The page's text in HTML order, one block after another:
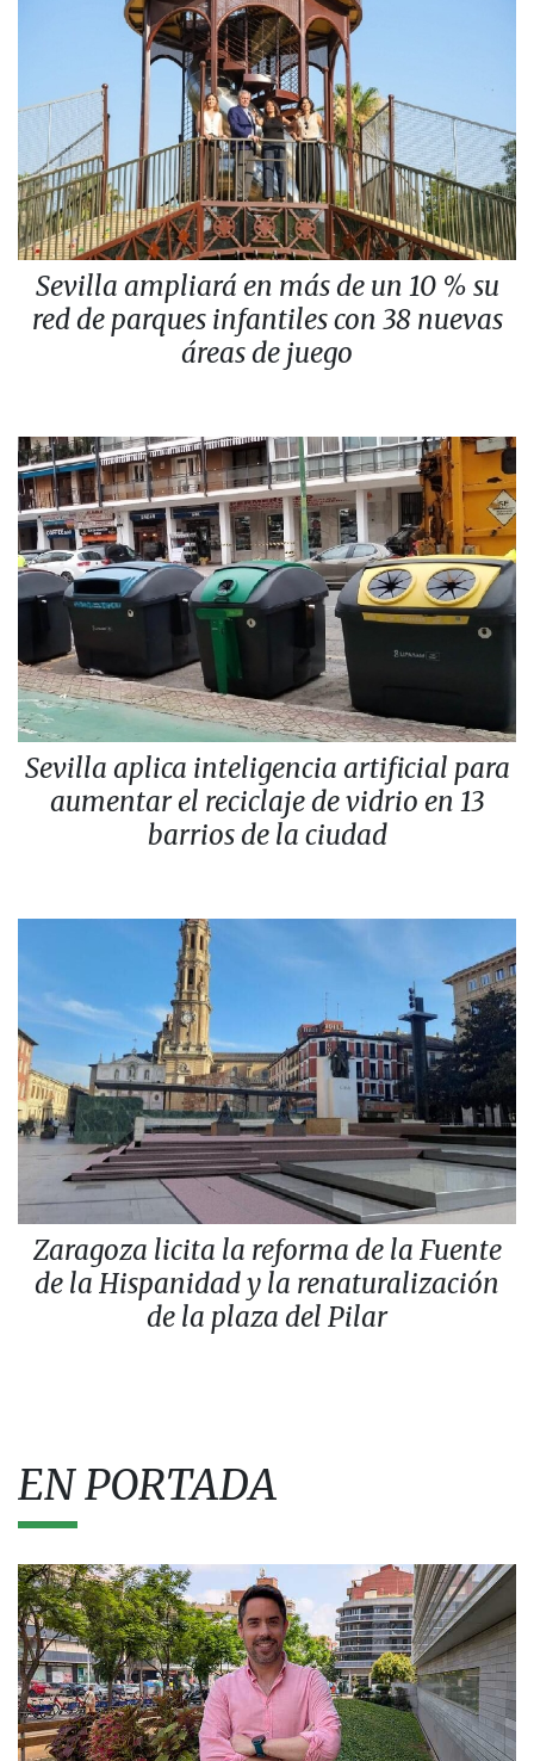
Sevilla ampliará en más de un 10 % su
red de parques infantiles con 38 nuevas
áreas de juego
Sevilla aplica inteligencia artificial para
aumentar el reciclaje de vidrio en 13
barrios de la ciudad
Zaragoza licita la reforma de la Fuente
de la Hispanidad y la renaturalización
de la plaza del Pilar
EN PORTADA